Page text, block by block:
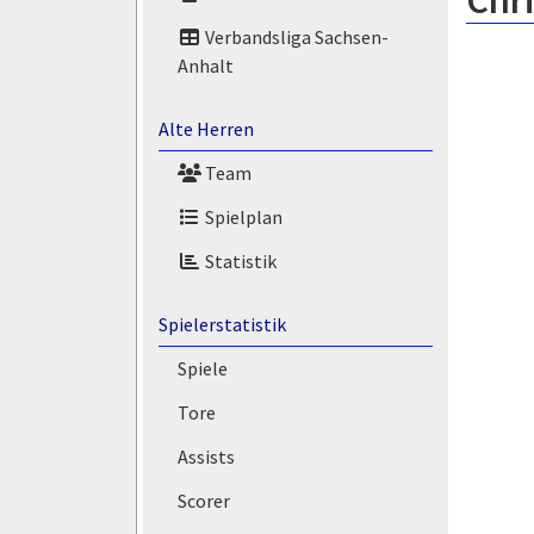
Verbandsliga Sachsen-
Anhalt
Alte Herren
Team
Spielplan
Statistik
Spielerstatistik
Spiele
Tore
Assists
Scorer